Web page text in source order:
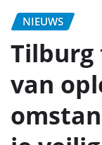
NIEUWS
van